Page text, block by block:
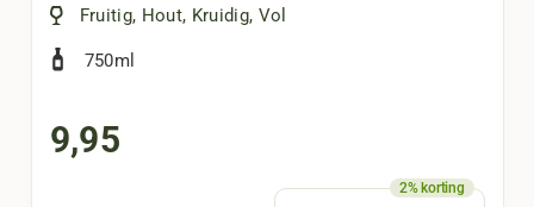
Fruitig, Hout, Kruidig, Vol
750ml
9,95